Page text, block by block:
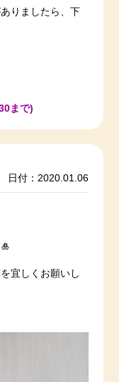
りましたら、下
まで)
日付：2020.01.06
宜しくお願いし